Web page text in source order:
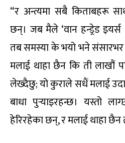
“र अन्त्यमा सबै किताबहरू
छन्। जब मैले ‘वान हन्ड्रेड
तब समस्या के भयो भने
मलाई थाहा छैन कि ती लाखौं
लेख्दैछु; यो कुराले सधैं मलाई
बाधा पुर्‍याइरहन्छ। यस्तो
हेरिरहेका छन्, र मलाई थाहा